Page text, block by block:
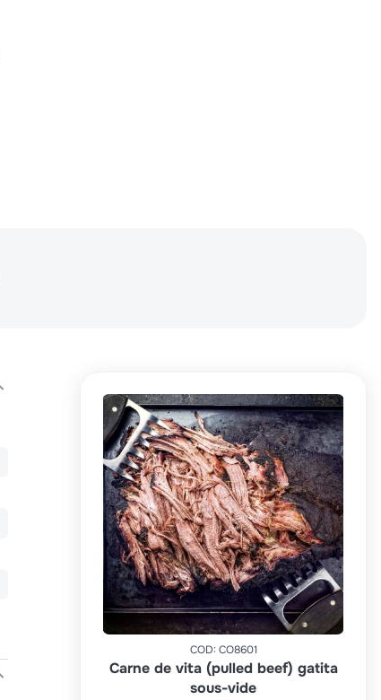
COD: CO8601
Carne de vita (pulled beef) gatita
sous-vide